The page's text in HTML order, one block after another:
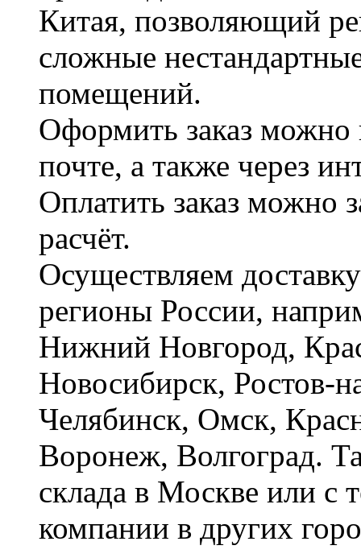
Китая, позволяющий
сложные
помещений.
Оформить заказ можно
почте, а также через
Оплатить заказ можно
расчёт.
Осуществляем
регионы России,
Нижний Новгород,
Новосибирск, Ростов-
Челябинск, Омск,
Воронеж, Волгоград.
склада в Москве или с
компании в других